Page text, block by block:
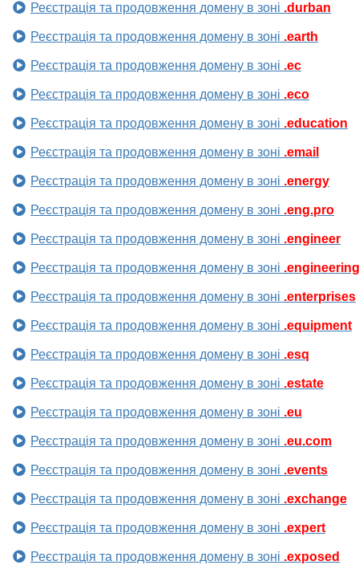
Реєстрація та продовження домену в зоні .durban
Реєстрація та продовження домену в зоні .earth
Реєстрація та продовження домену в зоні .ec
Реєстрація та продовження домену в зоні .eco
Реєстрація та продовження домену в зоні .education
Реєстрація та продовження домену в зоні .email
Реєстрація та продовження домену в зоні .energy
Реєстрація та продовження домену в зоні .eng.pro
Реєстрація та продовження домену в зоні .engineer
Реєстрація та продовження домену в зоні .engineering
Реєстрація та продовження домену в зоні .enterprises
Реєстрація та продовження домену в зоні .equipment
Реєстрація та продовження домену в зоні .esq
Реєстрація та продовження домену в зоні .estate
Реєстрація та продовження домену в зоні .eu
Реєстрація та продовження домену в зоні .eu.com
Реєстрація та продовження домену в зоні .events
Реєстрація та продовження домену в зоні .exchange
Реєстрація та продовження домену в зоні .expert
Реєстрація та продовження домену в зоні .exposed